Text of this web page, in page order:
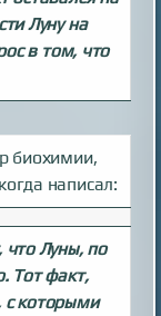
Луну на
в том, что
биохимии,
написал:
Луны, по
Тот факт,
с которыми